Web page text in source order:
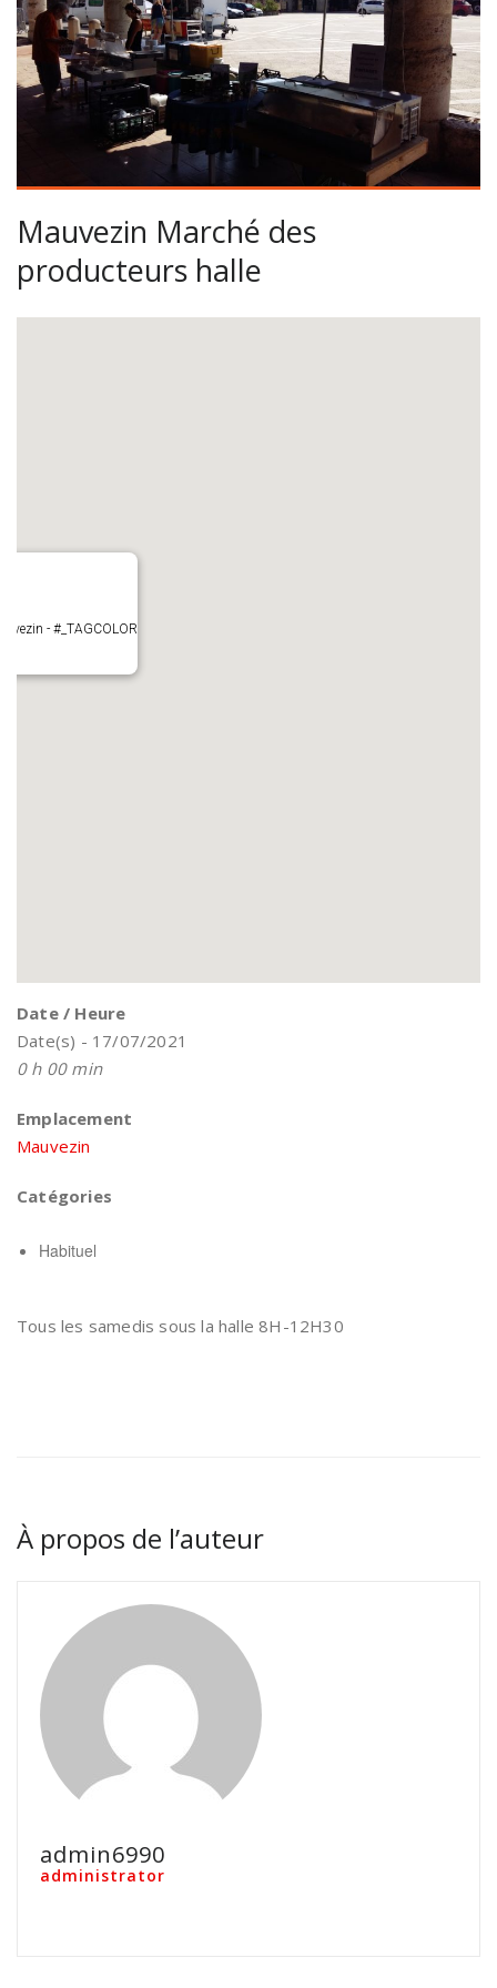
Mauvezin Marché des
producteurs halle
- #_TAGCOLOR
Date / Heure
Date(s) - 17/07/2021
0 h 00 min
Emplacement
Mauvezin
Catégories
Habituel
Tous les samedis sous la halle 8H-12H30
À propos de l’auteur
admin6990
administrator